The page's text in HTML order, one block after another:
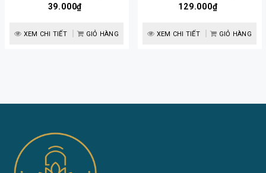
39.000₫
XEM CHI TIẾT GIỎ HÀNG
129.000₫
XEM CHI TIẾT GIỎ HÀNG